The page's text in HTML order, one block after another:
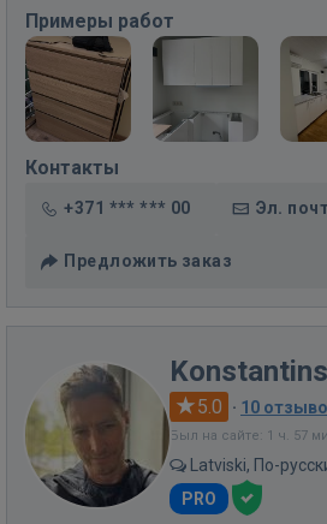
Примеры работ
Контакты
+371 *** *** 00 Эл.
Предложить заказ
5.0 · 10
Был на сайте: 1 ч. 57
Latviski, По-
PRO